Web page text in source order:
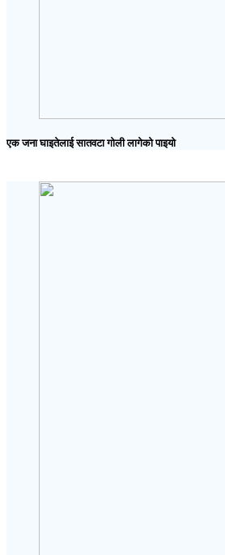
एक जना घाइतेलाई सातवटा गोली लागेको पाइयो